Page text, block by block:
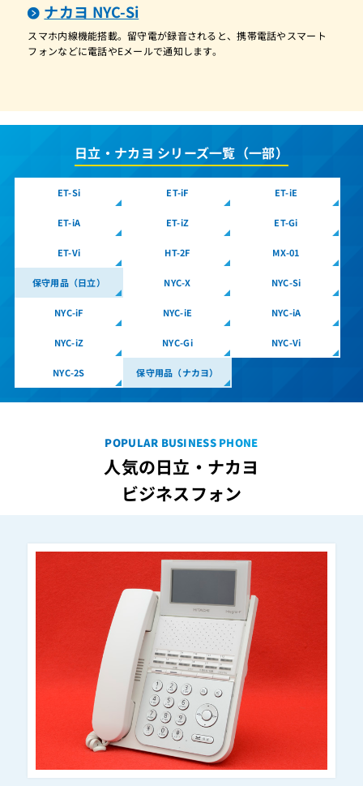
ET-12iZ-TELSD2
ET-12Si-SDB
ET-12SJ-TELSD
ET-15iA-SD
ET-15iA-SD(BK)（美品保証なしC）
ET-15iA-SD2
ET-15iA-SD2(BK)（美品保証なしC）
ET-1DS+1CO-XI
ET-1DSUIS-iA/SM
ET-1DSUIS-iE
ET-1DSUIS-iF
ナカヨ NYC-Si
スマホ内線機能搭載。留守電が録音されると、携帯電話やスマート
フォンなどに電話やEメールで通知します。
日立・ナカヨ シリーズ一覧（一部）
ET-Si ET-iF ET-iE
ET-iA ET-iZ ET-Gi
ET-Vi HT-2F MX-01
保守用品（日立） NYC-X NYC-Si
NYC-iF NYC-iE NYC-iA
NYC-iZ NYC-Gi NYC-Vi
NYC-2S 保守用品（ナカヨ）
POPULAR BUSINESS PHONE
人気の日立・ナカヨ
ビジネスフォン